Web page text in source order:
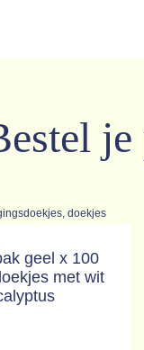
geel x 100
met wit